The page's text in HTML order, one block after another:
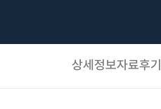
상세정보자료후기